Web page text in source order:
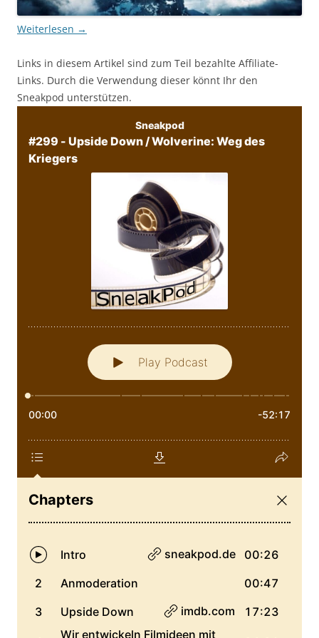
Weiterlesen →
Links in diesem Artikel sind zum Teil bezahlte Affiliate-
Links. Durch die Verwendung dieser könnt Ihr den
Sneakpod unterstützen.